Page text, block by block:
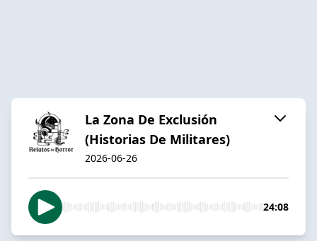
La Zona De Exclusión
(Historias De Militares)
2026-06-26
24:08